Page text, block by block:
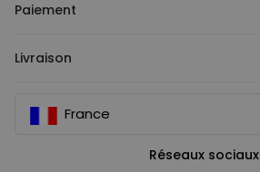
Paiement
Livraison
France
Réseaux sociaux